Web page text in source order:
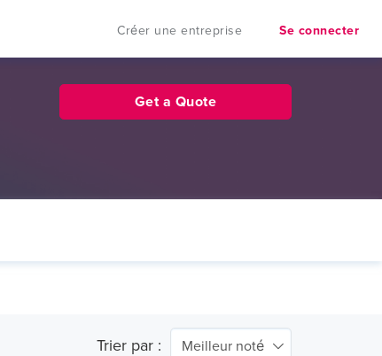
Créer une entreprise Se connecter
Get a Quote
Trier par : Meilleur noté